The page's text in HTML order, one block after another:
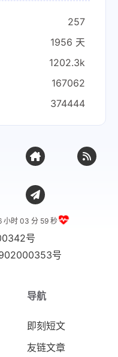
257
1956 天
1202.3k
167062
374444
时 03 分 60 秒
号
号
导航
即刻短文
友链文章